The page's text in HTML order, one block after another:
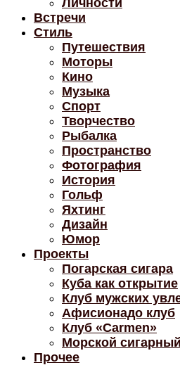
Личности
Встречи
Стиль
Путешествия
Моторы
Кино
Музыка
Спорт
Творчество
Рыбалка
Пространство
Фотография
История
Гольф
Яхтинг
Дизайн
Юмор
Проекты
Погарская сигара
Куба как открытие
Клуб мужских
Афисионадо клуб
Клуб «Carmen»
Морской
Прочее